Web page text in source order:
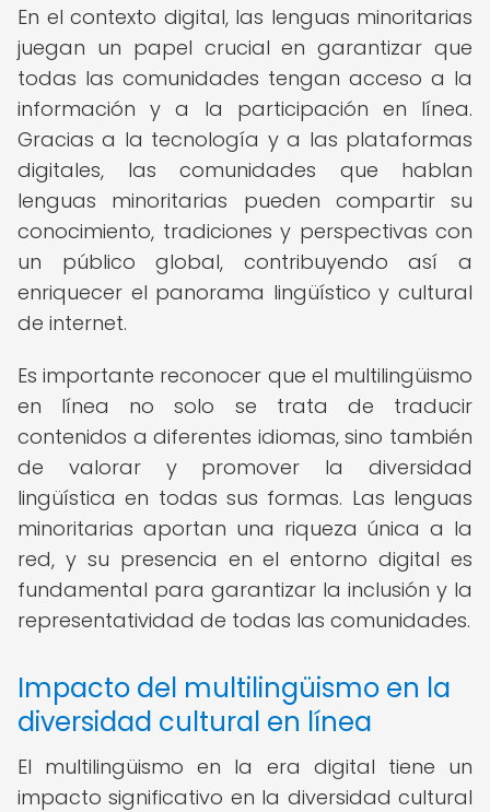
En el contexto digital, las lenguas minoritarias
juegan un papel crucial en garantizar que
todas las comunidades tengan acceso a la
información y a la participación en línea.
Gracias a la tecnología y a las plataformas
digitales, las comunidades que hablan
lenguas minoritarias pueden compartir su
conocimiento, tradiciones y perspectivas con
un público global, contribuyendo así a
enriquecer el panorama lingüístico y cultural
de internet.
Es importante reconocer que el multilingüismo
en línea no solo se trata de traducir
contenidos a diferentes idiomas, sino también
de valorar y promover la diversidad
lingüística en todas sus formas. Las lenguas
minoritarias aportan una riqueza única a la
red, y su presencia en el entorno digital es
fundamental para garantizar la inclusión y la
representatividad de todas las comunidades.
Impacto del multilingüismo en la
diversidad cultural en línea
El multilingüismo en la era digital tiene un
impacto significativo en la diversidad cultural